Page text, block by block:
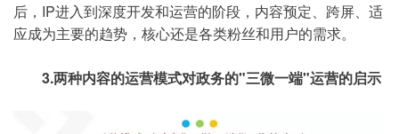
后，IP进入到深度开发和运营的阶段，内容预定、跨屏、适
应成为主要的趋势，核心还是各类粉丝和用户的需求。
3.两种内容的运营模式对政务的"三微一端"运营的启示